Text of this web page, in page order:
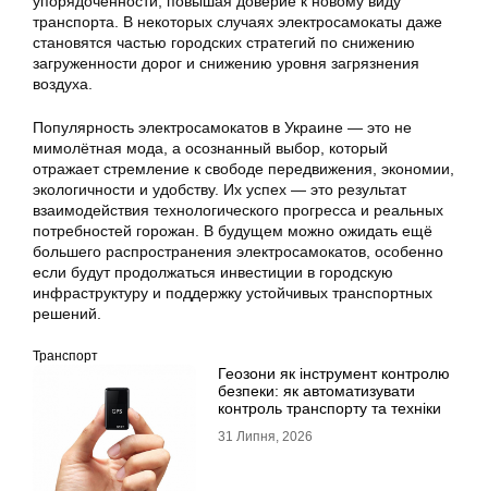
транспорта. В некоторых случаях электросамокаты даже
становятся частью городских стратегий по снижению
загруженности дорог и снижению уровня загрязнения
воздуха.
Популярность электросамокатов в Украине — это не
мимолётная мода, а осознанный выбор, который
отражает стремление к свободе передвижения, экономии,
экологичности и удобству. Их успех — это результат
взаимодействия технологического прогресса и реальных
потребностей горожан. В будущем можно ожидать ещё
большего распространения электросамокатов, особенно
если будут продолжаться инвестиции в городскую
инфраструктуру и поддержку устойчивых транспортных
решений.
Транспорт
Геозони як інструмент контролю
безпеки: як автоматизувати
контроль транспорту та техніки
31 Липня, 2026